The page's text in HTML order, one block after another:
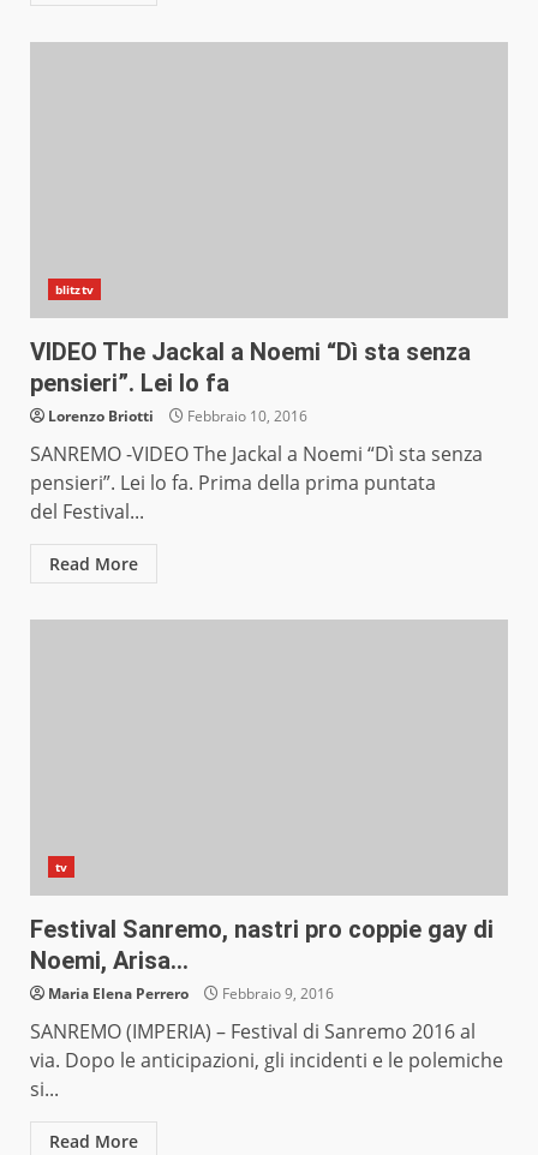
blitztv
VIDEO The Jackal a Noemi “Dì sta senza
pensieri”. Lei lo fa
Lorenzo Briotti Febbraio 10, 2016
SANREMO -VIDEO The Jackal a Noemi “Dì sta senza
pensieri”. Lei lo fa. Prima della prima puntata
del Festival...
Read More
tv
Festival Sanremo, nastri pro coppie gay di
Noemi, Arisa…
Maria Elena Perrero Febbraio 9, 2016
SANREMO (IMPERIA) – Festival di Sanremo 2016 al
via. Dopo le anticipazioni, gli incidenti e le polemiche
si...
Read More